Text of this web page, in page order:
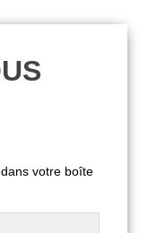
votre boîte